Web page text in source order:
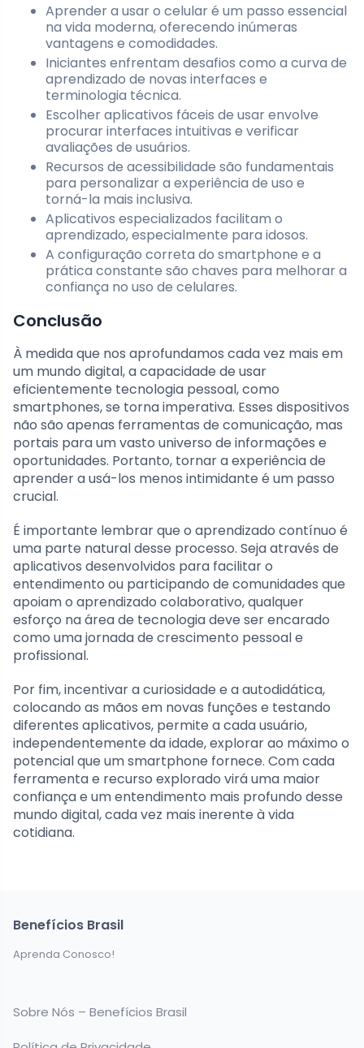
Aprender a usar o celular é um passo essencial
na vida moderna, oferecendo inúmeras
vantagens e comodidades.
Iniciantes enfrentam desafios como a curva de
aprendizado de novas interfaces e
terminologia técnica.
Escolher aplicativos fáceis de usar envolve
procurar interfaces intuitivas e verificar
avaliações de usuários.
Recursos de acessibilidade são fundamentais
para personalizar a experiência de uso e
torná-la mais inclusiva.
Aplicativos especializados facilitam o
aprendizado, especialmente para idosos.
A configuração correta do smartphone e a
prática constante são chaves para melhorar a
confiança no uso de celulares.
Conclusão
À medida que nos aprofundamos cada vez mais em
um mundo digital, a capacidade de usar
eficientemente tecnologia pessoal, como
smartphones, se torna imperativa. Esses dispositivos
não são apenas ferramentas de comunicação, mas
portais para um vasto universo de informações e
oportunidades. Portanto, tornar a experiência de
aprender a usá-los menos intimidante é um passo
crucial.
É importante lembrar que o aprendizado contínuo é
uma parte natural desse processo. Seja através de
aplicativos desenvolvidos para facilitar o
entendimento ou participando de comunidades que
apoiam o aprendizado colaborativo, qualquer
esforço na área de tecnologia deve ser encarado
como uma jornada de crescimento pessoal e
profissional.
Por fim, incentivar a curiosidade e a autodidática,
colocando as mãos em novas funções e testando
diferentes aplicativos, permite a cada usuário,
independentemente da idade, explorar ao máximo o
potencial que um smartphone fornece. Com cada
ferramenta e recurso explorado virá uma maior
confiança e um entendimento mais profundo desse
mundo digital, cada vez mais inerente à vida
cotidiana.
Benefícios Brasil
Aprenda Conosco!
Sobre Nós – Benefícios Brasil